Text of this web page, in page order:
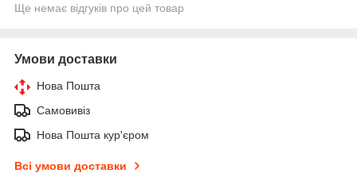
Ще немає відгуків про цей товар
Умови доставки
Нова Пошта
Самовивіз
Нова Пошта кур'єром
Всі умови доставки